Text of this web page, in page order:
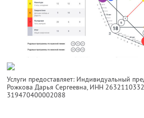
Услуги предоставляет: Индивидуальный
Рожкова Дарья Сергеевна, ИНН
319470400002088